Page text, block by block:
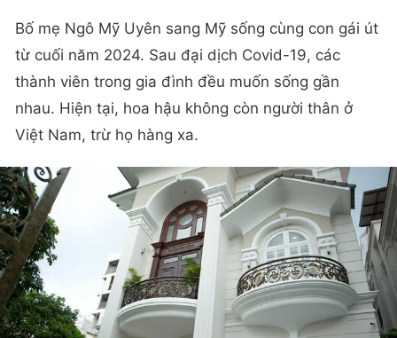
Bố mẹ Ngô Mỹ Uyên sang Mỹ sống cùng con gái út
từ cuối năm 2024. Sau đại dịch Covid-19, các
thành viên trong gia đình đều muốn sống gần
nhau. Hiện tại, hoa hậu không còn người thân ở
Việt Nam, trừ họ hàng xa.